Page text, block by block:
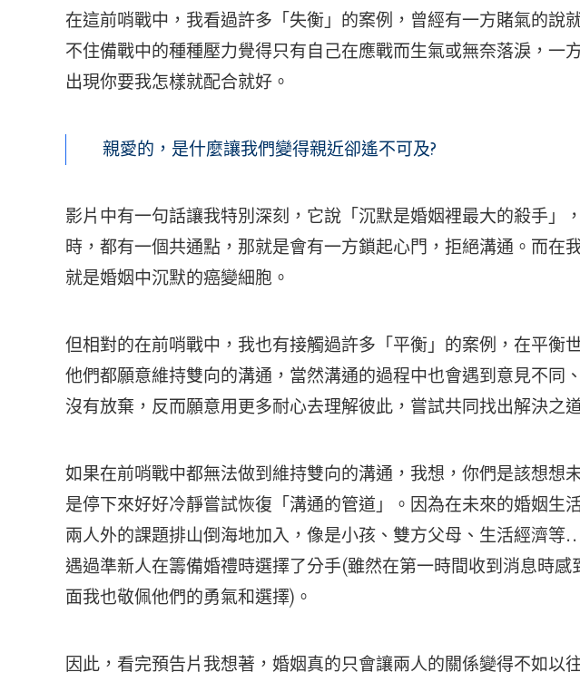
在這前哨戰中，我看過許多「失衡」的案例，曾經有一方賭氣的說
不住備戰中的種種壓力覺得只有自己在應戰而生氣或無奈落淚，一
出現你要我怎樣就配合就好。
親愛的，是什麼讓我們變得親近卻遙不可及?
影片中有一句話讓我特別深刻，它說「沉默是婚姻裡最大的殺手」
時，都有一個共通點，那就是會有一方鎖起心門，拒絕溝通。而在
就是婚姻中沉默的癌變細胞。
但相對的在前哨戰中，我也有接觸過許多「平衡」的案例，在平衡
他們都願意維持雙向的溝通，當然溝通的過程中也會遇到意見不同
沒有放棄，反而願意用更多耐心去理解彼此，嘗試共同找出解決之
如果在前哨戰中都無法做到維持雙向的溝通，我想，你們是該想想
是停下來好好冷靜嘗試恢復「溝通的管道」。因為在未來的婚姻生
兩人外的課題排山倒海地加入，像是小孩、雙方父母、生活經濟等
遇過準新人在籌備婚禮時選擇了分手(雖然在第一時間收到消息時感
面我也敬佩他們的勇氣和選擇)。
因此，看完預告片我想著，婚姻真的只會讓兩人的關係變得不如以